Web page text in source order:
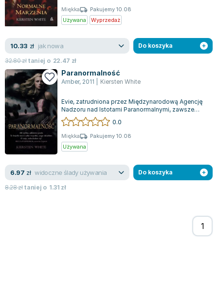
Zygmunt Freud
Agata Passent
Maciej Orłoś
Jo Nesbo
Katarzyna Miller
Antoine de Saint Exupery
Lew Tołstoj
Mark Twain
Marcin Meller
Paulina Młynarska
ks. Piotr Pawlukiewicz
Piotr Latocha
Michael Scott
Miękka
Pakujemy 10.08
Używana
Wyprzedaż
10.33 zł jak nowa
32.80złtaniej o 22.47 zł
Do koszyka
Paranormalność
Amber, 2011 Kiersten White
Evie, zatrudniona przez Międzynarodową Agencję
Nadzoru nad Istotami Paranormalnymi, zawsze
postrzegała swoje życie jako zwyczajne....
0.0
Miękka
Pakujemy 10.08
Używana
6.97 zł widoczne ślady używania
8.28złtaniej o 1.31 zł
Do koszyka